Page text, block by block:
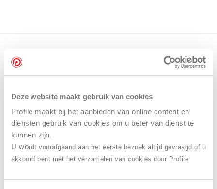
Deze website maakt gebruik van cookies
Profile maakt bij het aanbieden van online content en
diensten gebruik van cookies om u beter van dienst te
kunnen zijn.
U wordt voorafgaand aan het eerste bezoek altijd gevraagd of u
akkoord bent met het verzamelen van cookies door Profile.